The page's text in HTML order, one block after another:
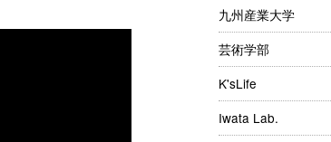
九州産業大学
芸術学部
K'sLife
Iwata Lab.